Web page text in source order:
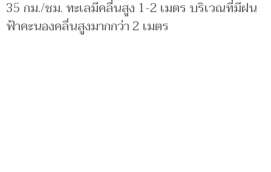
35 กม./ชม. ทะเลมีคลื่นสูง 1-2 เมตร บริเวณที่มีฝน
ฟ้าคะนองคลื่นสูงมากกว่า 2 เมตร